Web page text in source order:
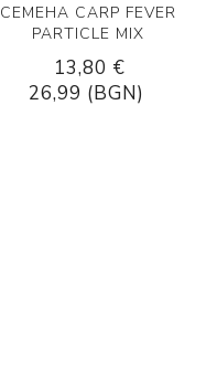
СЕМЕНА CARP FEVER
PARTICLE MIX
13,80 €
26,99 (BGN)